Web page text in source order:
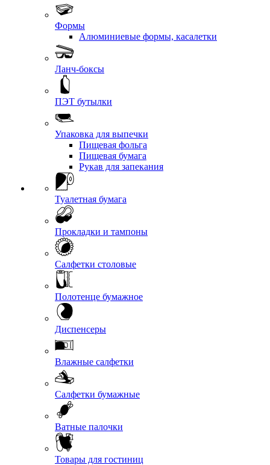
Формы
Алюминиевые формы, касалетки
Ланч-боксы
ПЭТ бутылки
Упаковка для выпечки
Пищевая фольга
Пищевая бумага
Рукав для запекания
Туалетная бумага
Прокладки и тампоны
Салфетки столовые
Полотенце бумажное
Диспенсеры
Влажные салфетки
Салфетки бумажные
Ватные палочки
Товары для гостиниц